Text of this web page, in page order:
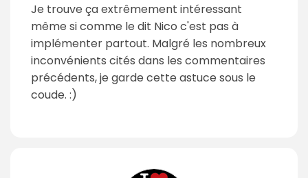
Je trouve ça extrêmement intéressant
même si comme le dit Nico c'est pas à
implémenter partout. Malgré les nombreux
inconvénients cités dans les commentaires
précédents, je garde cette astuce sous le
coude. :)